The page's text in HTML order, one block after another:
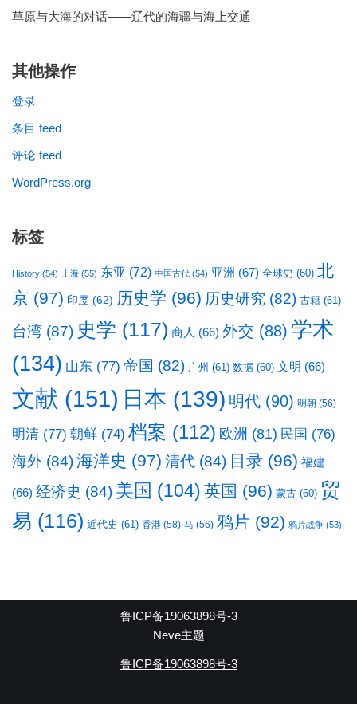
草原与大海的对话——辽代的海疆与海上交通
其他操作
登录
条目 feed
评论 feed
WordPress.org
标签
History (54) 上海 (55) 东亚 (72) 中国古代 (54) 亚洲 (67) 全球史 (60) 北
京 (97) 印度 (62) 历史学 (96) 历史研究 (82) 古籍 (61)
台湾 (87) 史学 (117) 商人 (66) 外交 (88) 学术
(134) 山东 (77) 帝国 (82) 广州 (61) 数据 (60) 文明 (66)
文献 (151) 日本 (139) 明代 (90) 明朝 (56)
明清 (77) 朝鲜 (74) 档案 (112) 欧洲 (81) 民国 (76)
海外 (84)海洋史 (97) 清代 (84) 目录 (96) 福建
(66) 经济史 (84) 美国 (104) 英国 (96) 蒙古 (60) 贸
易 (116) 近代史 (61) 香港 (58) 马 (56) 鸦片 (92) 鸦片战争 (53)
鲁ICP备19063898号-3
Neve主题
鲁ICP备19063898号-3